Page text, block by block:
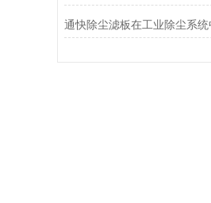
通快除尘滤板在工业除尘系统